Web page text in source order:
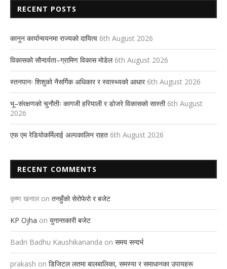
RECENT POSTS
कानुन कार्यान्वयनमा राज्यको दायित्व 6th August 2026
विकासको सौन्दर्यता–ग्रामिण विकास मोडेल 6th August 2026
स्तनपानः शिशुको नैसर्गिक अधिकार र स्वास्थ्यको आधार 6th August 2026
भू–संरक्षणको चुनौतीः कागजी हरियाली र डोजरे विकासको सास्ती 6th August
2026
एफ एम रेडियोकर्मिलाई अल्पकालिन राहत 6th August 2026
RECENT COMMENTS
कृष्ण खनाल on तनहुँको सेरोफेरो र बजेट
KP Ojha on युगान्तकारी बजेट
Badri Badhu Kaushikananda on समय सन्दर्भ
prakash on डिजिटल लतमा बालबालिका, समस्या र समाधानका उपायहरू